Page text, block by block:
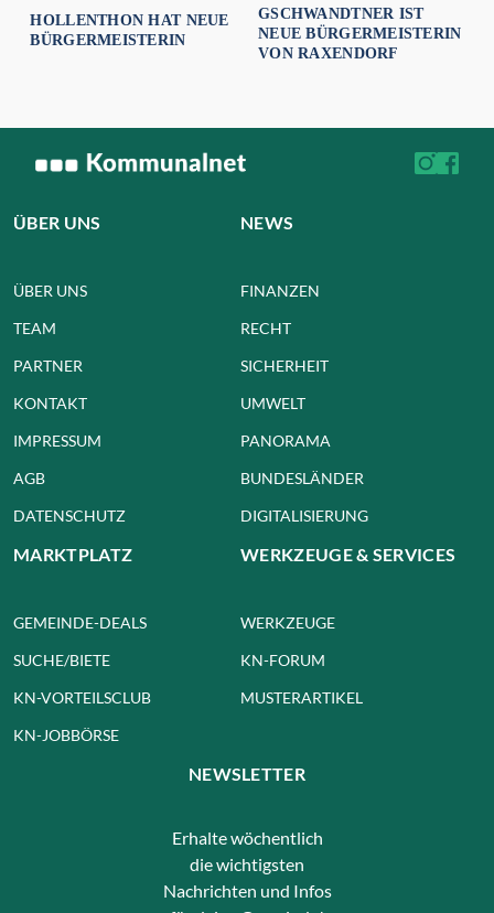
HOLLENTHON HAT NEUE
BÜRGERMEISTERIN
GSCHWANDTNER IST
NEUE BÜRGERMEISTERIN
VON RAXENDORF
ÜBER UNS
ÜBER UNS
TEAM
PARTNER
KONTAKT
IMPRESSUM
AGB
DATENSCHUTZ
NEWS
FINANZEN
RECHT
SICHERHEIT
UMWELT
PANORAMA
BUNDESLÄNDER
DIGITALISIERUNG
MARKTPLATZ
GEMEINDE-DEALS
SUCHE/BIETE
KN-VORTEILSCLUB
KN-JOBBÖRSE
WERKZEUGE & SERVICES
WERKZEUGE
KN-FORUM
MUSTERARTIKEL
NEWSLETTER
Erhalte wöchentlich
die wichtigsten
Nachrichten und Infos